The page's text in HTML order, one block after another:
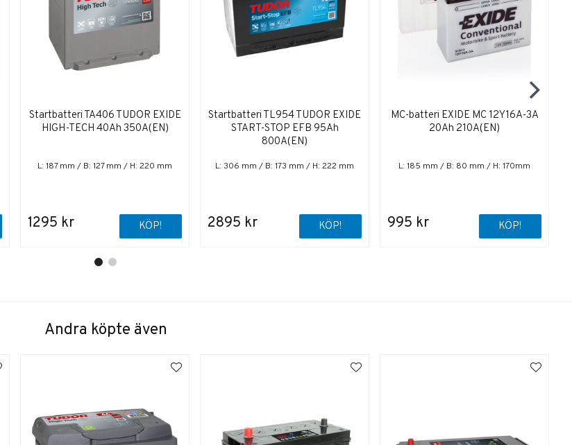
Startbatteri TA406 TUDOR EXIDE
HIGH-TECH 40Ah 350A(EN)
L: 187 mm / B: 127 mm / H: 220 mm
1295 kr KÖP!
Startbatteri TL954 TUDOR EXIDE
START-STOP EFB 95Ah
800A(EN)
L: 306 mm / B: 173 mm / H: 222 mm
2895 kr KÖP!
MC-batteri EXIDE MC 12Y16A-3A
20Ah 210A(EN)
L: 185 mm / B: 80 mm / H: 170mm
995 kr KÖP!
Andra köpte även